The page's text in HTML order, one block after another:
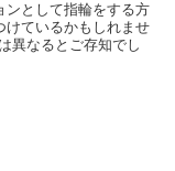
ンとして指輪をする方
けているかもしれませ
異なるとご存知でし